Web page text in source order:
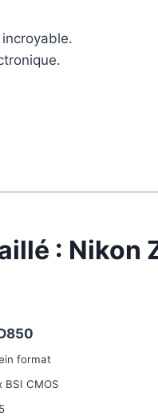
: Nikon
format
BSI CMOS